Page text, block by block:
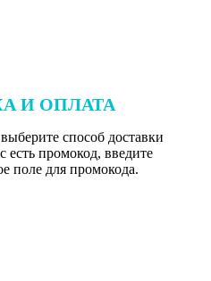
И ОПЛАТА
способ доставки
есть промокод, введите
поле для промокода.